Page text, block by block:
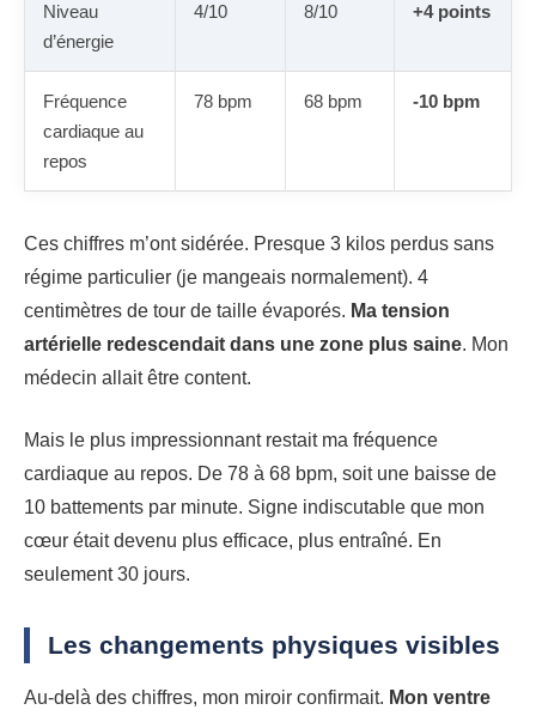
Niveau
d’énergie
4/10 8/10 +4 points
Fréquence
cardiaque au
repos
78 bpm 68 bpm -10 bpm
Ces chiffres m’ont sidérée. Presque 3 kilos perdus sans
régime particulier (je mangeais normalement). 4
centimètres de tour de taille évaporés. Ma tension
artérielle redescendait dans une zone plus saine. Mon
médecin allait être content.
Mais le plus impressionnant restait ma fréquence
cardiaque au repos. De 78 à 68 bpm, soit une baisse de
10 battements par minute. Signe indiscutable que mon
cœur était devenu plus efficace, plus entraîné. En
seulement 30 jours.
Les changements physiques visibles
Au-delà des chiffres, mon miroir confirmait. Mon ventre